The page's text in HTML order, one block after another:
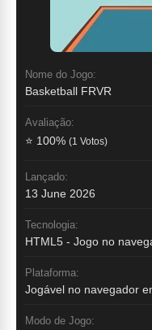
Nome do Jogo:
Basketball FRVR
Avaliação:
⭐ 100% (1 Votos)
Lançado:
13 June 2026
Tecnologia:
HTML5 - Jogo no
Plataforma:
Jogável no navegador
Modo de Jogo: